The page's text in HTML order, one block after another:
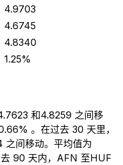
4.9703
4.6745
4.8340
1.25%
和4.8259 之间移
。在过去 30 天里，
间移动。平均值为
90 天内，AFN 至HUF